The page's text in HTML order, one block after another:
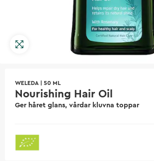
WELEDA 50 ML
Nourishing Hair Oil
Ger håret glans, vårdar kluvna toppar